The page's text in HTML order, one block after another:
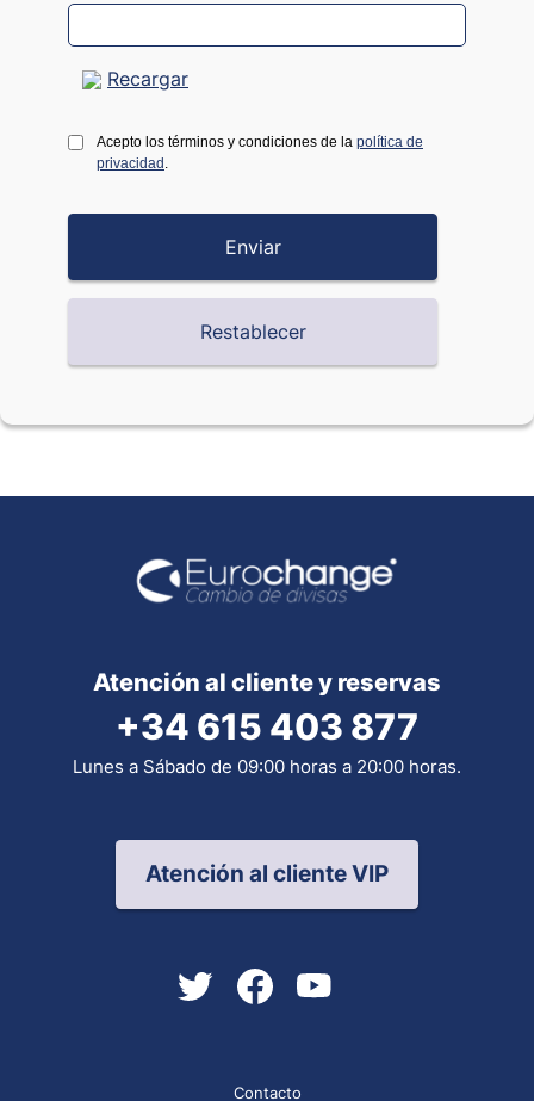
Recargar
Acepto los términos y condiciones de la política de
privacidad
Atención al cliente y reservas
+34 615 403 877
Lunes a Sábado de 09:00 horas a 20:00 horas.
Atención al cliente VIP
Contacto